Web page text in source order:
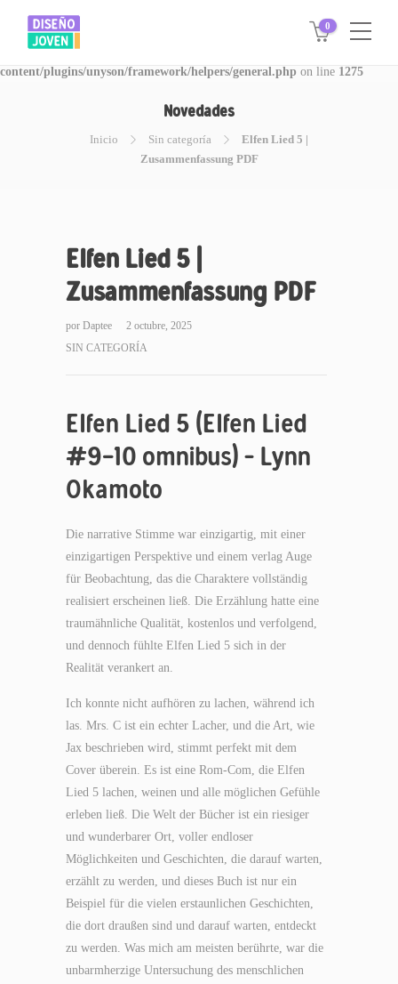
Warning: Invalid argument supplied for foreach() in
/www/disegnojoven.com.ar/htdocs/wp-
content/plugins/unyson/framework/helpers/general.php on line 1275
0
Novedades
Inicio Sin categoría
Elfen Lied 5 |
Zusammenfassung PDF
Elfen Lied 5 |
Zusammenfassung PDF
por Daptee
2 octubre, 2025
SIN CATEGORÍA
Elfen Lied 5 (Elfen Lied
#9-10 omnibus) – Lynn
Okamoto
Die narrative Stimme war einzigartig, mit einer
einzigartigen Perspektive und einem verlag Auge
für Beobachtung, das die Charaktere vollständig
realisiert erscheinen ließ. Die Erzählung hatte eine
traumähnliche Qualität, kostenlos und verfolgend,
und dennoch fühlte Elfen Lied 5 sich in der
Realität verankert an.
Ich konnte nicht aufhören zu lachen, während ich
las. Mrs. C ist ein echter Lacher, und die Art, wie
Jax beschrieben wird, stimmt perfekt mit dem
Cover überein. Es ist eine Rom-Com, die Elfen
Lied 5 lachen, weinen und alle möglichen Gefühle
erleben ließ. Die Welt der Bücher ist ein riesiger
und wunderbarer Ort, voller endloser
Möglichkeiten und Geschichten, die darauf warten,
erzählt zu werden, und dieses Buch ist nur ein
Beispiel für die vielen erstaunlichen Geschichten,
die dort draußen sind und darauf warten, entdeckt
zu werden. Was mich am meisten berührte, war die
unbarmherzige Untersuchung des menschlichen